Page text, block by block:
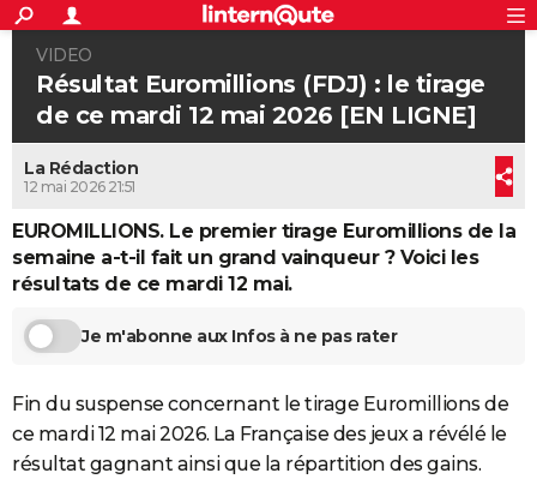
ACTUALITÉS
Politique
Faits Divers
Education
Monde
SPORT
Coupe du monde 2026
Football
Tennis
Cyclisme
Rugby
Forum
CULTURE
Programme TV
TNTStreaming
Cinéma
Sorties cinéma
Musique
+FINANCE
AUTO
Essais
Réserver un essai
Citadines
Berlines
SUV
Forum auto
+HIGH-TECH
Mobiles
Meilleur smartphone
Internet
Ordinateurs
Jeux vidéo
Guide high-tech
BRICOLAGE
Guides de France
Escapades
Patrimoine
Expositions
Musées
Week-end nature
+
Art de vivre
Bien-être
Loisirs
Mode
Modes de vie
+ SANTE
VIDEO
Résultat Euromillions (FDJ) : le tirage
de ce mardi 12 mai 2026 [EN LIGNE]
La Rédaction
12 mai 2026 21:51
EUROMILLIONS. Le premier tirage Euromillions de la
semaine a-t-il fait un grand vainqueur ? Voici les
résultats de ce mardi 12 mai.
Je m'abonne aux Infos à ne pas rater
Fin du suspense concernant le tirage Euromillions de
ce mardi 12 mai 2026. La Française des jeux a révélé le
résultat gagnant ainsi que la répartition des gains.